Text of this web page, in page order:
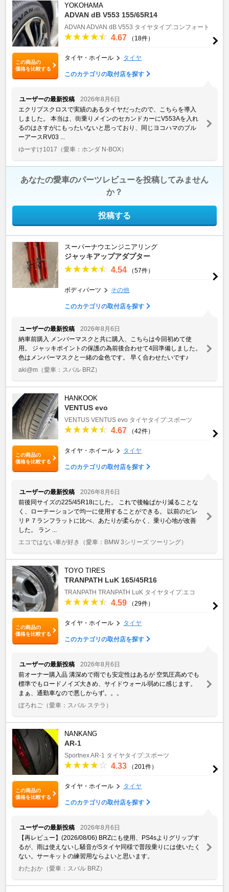
この商品の
価格を比較する
YOKOHAMA
ADVAN dB V553 155/65R14
ADVAN ADVAN dB V553 タイヤタイプ:コンフォート
4.67 （18件）
タイヤ・ホイール タイヤ
このカテゴリの取付店を探す
ユーザーの最新投稿
2026年8月6日
エクリプスクロスで実績のあるタイヤだったので、こちらを導入
しました。 本当は、街乗りメインのセカンドカーにV553Aを入れ
るのはさすがにもったいないと思っており、同じヨコハマのブル
ーアースRV03 ...
ゆーすけ1017 （愛車：ホンダ N-BOX）
あなたの愛車のパーツレビューを投稿してみません
か？
投稿する
スーパーナウエンジニアリング
ジャッキアップアダプター
4.54 （57件）
ボディパーツ その他
このカテゴリの取付店を探す
ユーザーの最新投稿
2026年8月6日
納車前購入 メンバーマスクと共に購入、こちらは今回初めて使
用。 ジャッキポイントの保護の為前後合わせて4回準備しました。
色はメンバーマスクと一緒の金色です。 早く合わせたいです♪
aki@m （愛車：スバル BRZ）
この商品の
価格を比較する
HANKOOK
VENTUS evo
VENTUS VENTUS evo タイヤタイプ:スポーツ
4.67 （42件）
タイヤ・ホイール タイヤ
このカテゴリの取付店を探す
ユーザーの最新投稿
2026年8月6日
前後同サイズの225/45R18にした。 これで後輪ばかり減ることな
く、ローテーションで均一に使用することができる。 以前のピレ
リＰ７ランフラットに比べ、あたりが柔らかく、乗り心地が改善
した。 ラン ...
エコではない車が好き
（愛車：BMW 3シリーズ ツーリング）
この商品の
価格を比較する
TOYO TIRES
TRANPATH LuK 165/45R16
TRANPATH TRANPATH LuK タイヤタイプ:エコ
4.59 （29件）
タイヤ・ホイール タイヤ
このカテゴリの取付店を探す
ユーザーの最新投稿
2026年8月6日
前オーナー購入品 溝深めで雨でも安定性はあるが 空気圧高めでも
標準でもロードノイズ大きめ、サイドウォール弱めに感じます。
まぁ、通勤車なので悪しからず。。。
ぼろれご （愛車：スバル ステラ）
この商品の
価格を比較する
NANKANG
AR-1
SportnexAR-1 タイヤタイプ:スポーツ
4.33 （201件）
タイヤ・ホイール タイヤ
このカテゴリの取付店を探す
ユーザーの最新投稿
2026年8月6日
【再レビュー】(2026/08/06) BRZにも使用、PS4sよりグリップす
るが、雨は使えないし騒音がSタイヤ同様で普段乗りには使いたく
ない。サーキットの練習用ならよいと思います。
わたおか （愛車：スバル BRZ）